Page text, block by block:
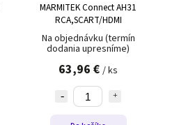
MARMITEK Connect AH31
RCA,SCART/HDMI
Na objednávku (termín
dodania upresníme)
63,96 € / ks